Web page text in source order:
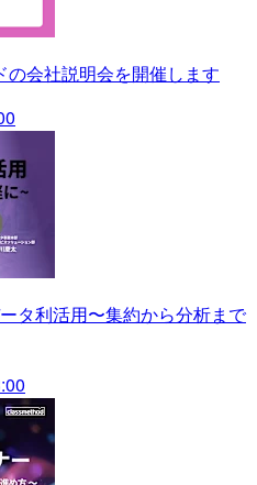
の会社説明会を開催します
タ利活用〜集約から分析まで